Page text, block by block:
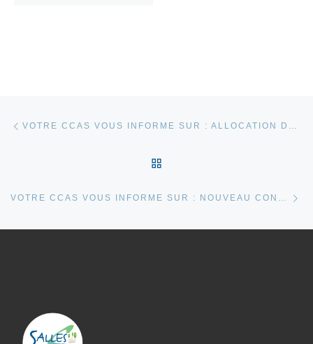
VOTRE CCAS VOUS INFORME SUR : ALLOCATION DE RENTREE SCOLAIRE 2026
VOTRE CCAS VOUS INFORME SUR : NOUVEAU CONGÉ DE NAISSANCE